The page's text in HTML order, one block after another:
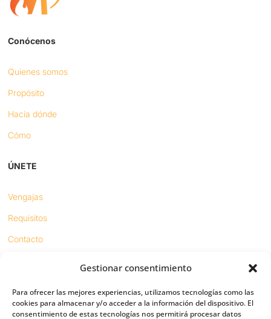
Gestionar consentimiento
Para ofrecer las mejores experiencias, utilizamos tecnologías como las
cookies para almacenar y/o acceder a la información del dispositivo. El
consentimiento de estas tecnologías nos permitirá procesar datos
Conócenos
Quienes somos
Propósito
Hacia dónde
Cómo
ÚNETE
Vengajas
Requisitos
Contacto
Sínodo digital